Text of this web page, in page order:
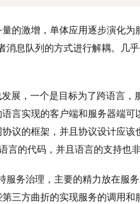
的激增，单体应用逐步演化
消息队列的方式进行解耦。几
展，一个是目标为了跨语言
言实现的客户端和服务器端
议的框架，并且协议设计应
言的代码，并且语言的支持也非
服务治理，主要的精力放在服
三方曲折的实现服务的调用